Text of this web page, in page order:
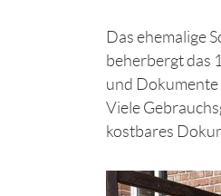
Das ehemalige
beherbergt das
und Dokumente
Viele
kostbares